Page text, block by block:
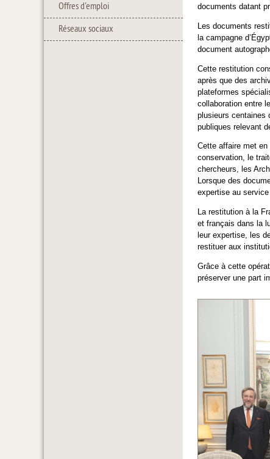
Offres d'emploi
Réseaux sociaux
documents datant
Les documents
la campagne
document
Cette restitution
après que des
plateformes
collaboration entre
plusieurs centaines
publiques relevant
Cette affaire met
conservation, le
chercheurs, les
Lorsque des
expertise au
La restitution à la
et français dans la
leur expertise, les
restituer aux
Grâce à cette
préserver une part